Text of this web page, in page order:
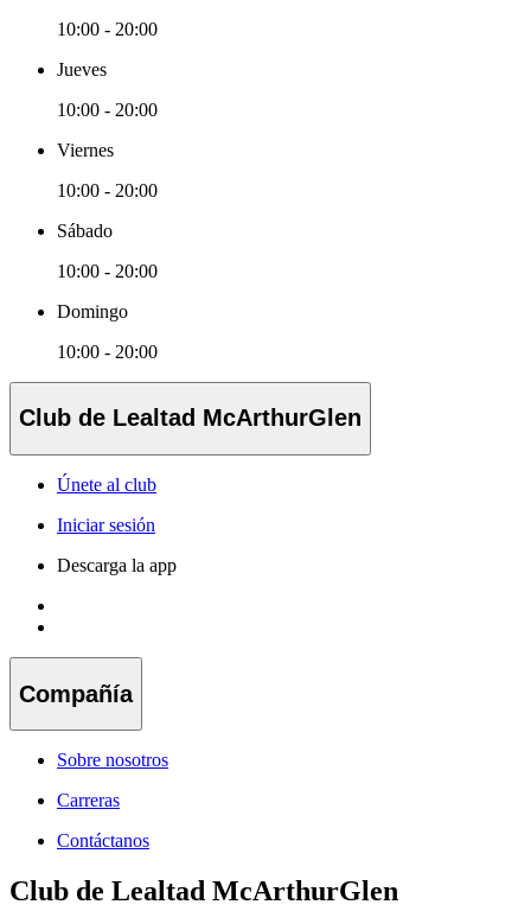
10:00 - 20:00
Jueves
10:00 - 20:00
Viernes
10:00 - 20:00
Sábado
10:00 - 20:00
Domingo
10:00 - 20:00
Club de Lealtad McArthurGlen
Únete al club
Iniciar sesión
Descarga la app
Compañía
Sobre nosotros
Carreras
Contáctanos
Club de Lealtad McArthurGlen